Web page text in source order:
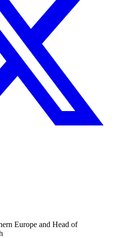
Europe and Head of